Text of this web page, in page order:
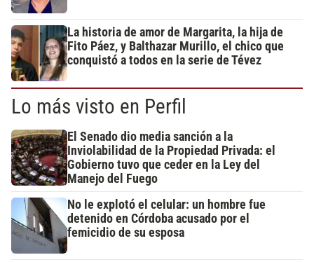
La historia de amor de Margarita, la hija de
Fito Páez, y Balthazar Murillo, el chico que
conquistó a todos en la serie de Tévez
Lo más visto en Perfil
El Senado dio media sanción a la
Inviolabilidad de la Propiedad Privada: el
Gobierno tuvo que ceder en la Ley del
Manejo del Fuego
No le explotó el celular: un hombre fue
detenido en Córdoba acusado por el
femicidio de su esposa